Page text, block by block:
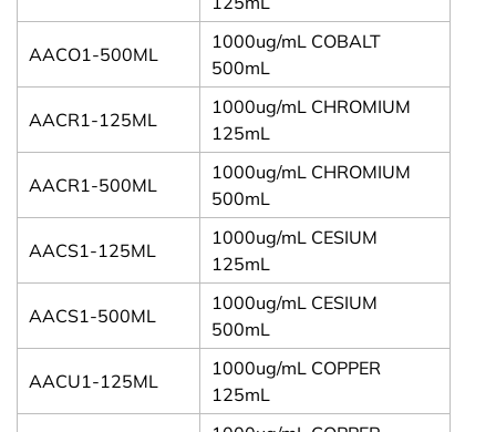
AACO1-500ML
1000ug/mL COBALT
500mL
AACR1-125ML
1000ug/mL CHROMIUM
125mL
AACR1-500ML
1000ug/mL CHROMIUM
500mL
AACS1-125ML
1000ug/mL CESIUM
125mL
AACS1-500ML
1000ug/mL CESIUM
500mL
AACU1-125ML
1000ug/mL COPPER
125mL